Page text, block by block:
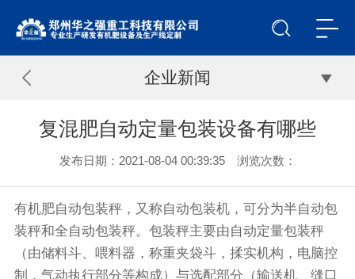
企业新闻
复混肥自动定量包装设备有哪些
发布日期：2021-08-04 00:39:35 浏览次数：
有机肥自动包装秤，又称自动包装机，可分为半自动包
装秤和全自动包装秤。包装秤主要由自动定量包装秤
（由储料斗、喂料器，称重夹袋斗，揉实机构，电脑控
制，气动执行部分等构成）与选配部分（输送机、缝口